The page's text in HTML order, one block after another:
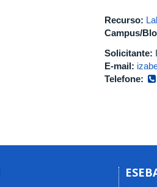
Recurso:
Campus/
Solicitante:
E-mail:
Telefone: